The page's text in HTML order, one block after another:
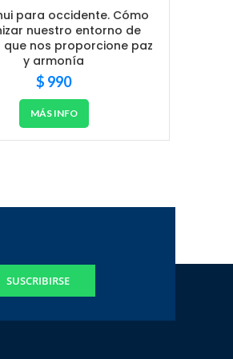
para occidente. Cómo
nuestro entorno de
que nos proporcione paz
y armonía
$ 990
MÁS INFO
SUSCRIBIRSE